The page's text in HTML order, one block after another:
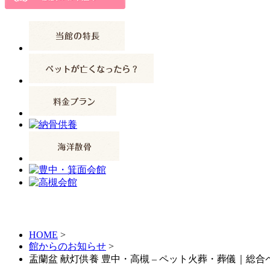
HOME >
館からのお知らせ >
盂蘭盆 献灯供養 豊中・高槻 – ペット火葬・葬儀｜総